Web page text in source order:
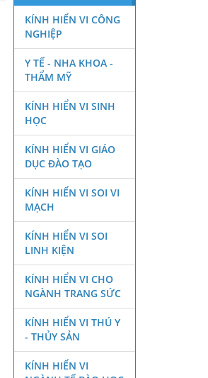
KÍNH HIỂN VI CÔNG
NGHIỆP
Y TẾ - NHA KHOA -
THẨM MỸ
KÍNH HIỂN VI SINH
HỌC
KÍNH HIỂN VI GIÁO
DỤC ĐÀO TẠO
KÍNH HIỂN VI SOI VI
MẠCH
KÍNH HIỂN VI SOI
LINH KIỆN
KÍNH HIỂN VI CHO
NGÀNH TRANG SỨC
KÍNH HIỂN VI THÚ Y
- THỦY SẢN
KÍNH HIỂN VI